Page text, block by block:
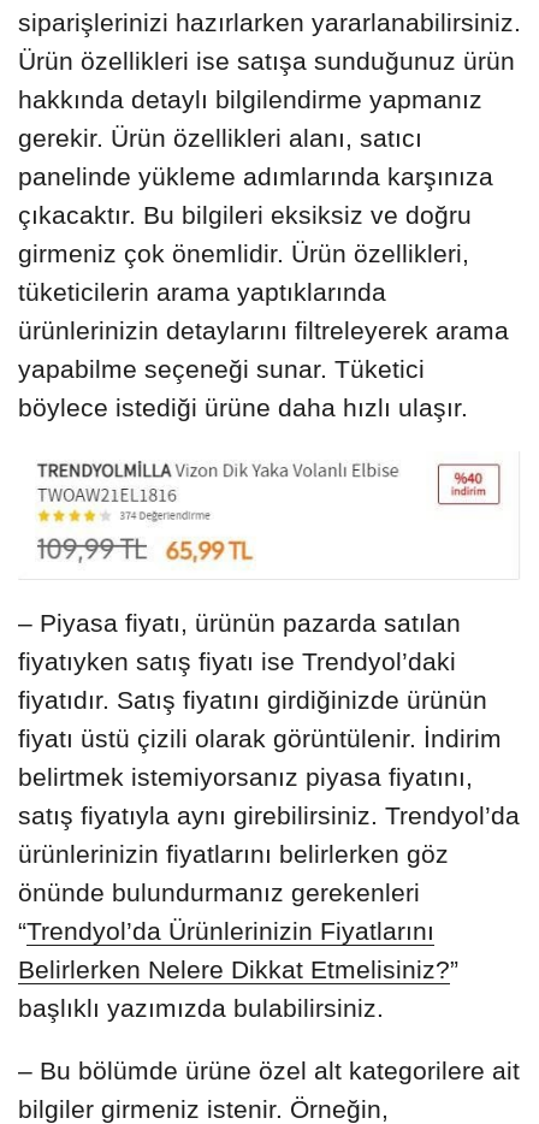
siparişlerinizi hazırlarken yararlanabilirsiniz.
Ürün özellikleri ise satışa sunduğunuz ürün
hakkında detaylı bilgilendirme yapmanız
gerekir. Ürün özellikleri alanı, satıcı
panelinde yükleme adımlarında karşınıza
çıkacaktır. Bu bilgileri eksiksiz ve doğru
girmeniz çok önemlidir. Ürün özellikleri,
tüketicilerin arama yaptıklarında
ürünlerinizin detaylarını filtreleyerek arama
yapabilme seçeneği sunar. Tüketici
böylece istediği ürüne daha hızlı ulaşır.
– Piyasa fiyatı, ürünün pazarda satılan
fiyatıyken satış fiyatı ise Trendyol’daki
fiyatıdır. Satış fiyatını girdiğinizde ürünün
fiyatı üstü çizili olarak görüntülenir. İndirim
belirtmek istemiyorsanız piyasa fiyatını,
satış fiyatıyla aynı girebilirsiniz. Trendyol’da
ürünlerinizin fiyatlarını belirlerken göz
önünde bulundurmanız gerekenleri
“Trendyol’da Ürünlerinizin Fiyatlarını
Belirlerken Nelere Dikkat Etmelisiniz?”
başlıklı yazımızda bulabilirsiniz.
– Bu bölümde ürüne özel alt kategorilere ait
bilgiler girmeniz istenir. Örneğin,